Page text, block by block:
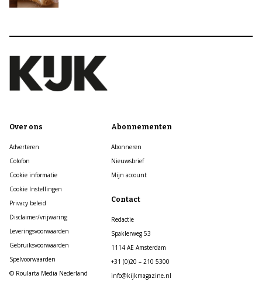
Over ons
Adverteren
Colofon
Cookie informatie
Cookie Instellingen
Privacy beleid
Disclaimer/vrijwaring
Leveringsvoorwaarden
Gebruiksvoorwaarden
Spelvoorwaarden
© Roularta Media Nederland
Abonnementen
Abonneren
Nieuwsbrief
Mijn account
Contact
Redactie
Spaklerweg 53
1114 AE Amsterdam
+31 (0)20 – 210 5300
info@kijkmagazine.nl